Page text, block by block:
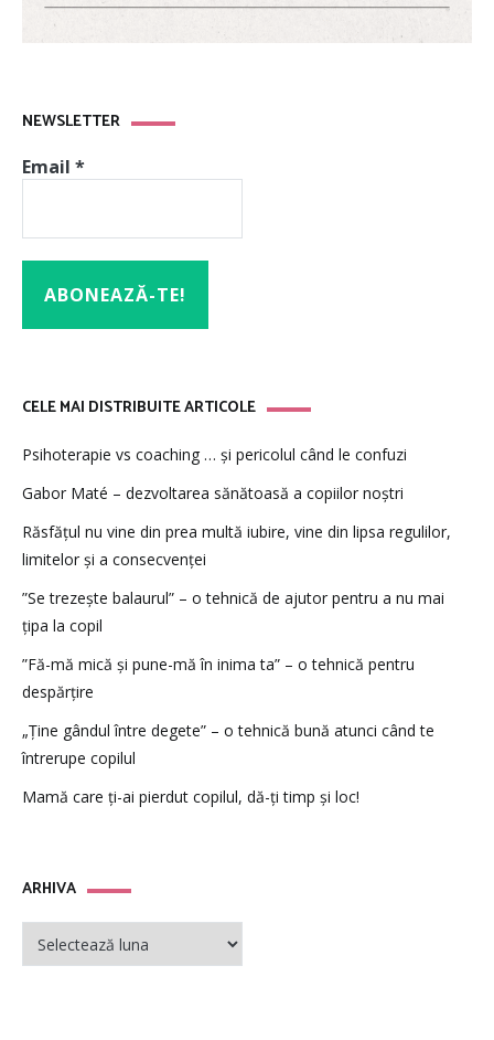
NEWSLETTER
Email *
CELE MAI DISTRIBUITE ARTICOLE
Psihoterapie vs coaching … și pericolul când le confuzi
Gabor Maté – dezvoltarea sănătoasă a copiilor noștri
Răsfățul nu vine din prea multă iubire, vine din lipsa regulilor,
limitelor și a consecvenței
”Se trezește balaurul” – o tehnică de ajutor pentru a nu mai
țipa la copil
”Fă-mă mică și pune-mă în inima ta” – o tehnică pentru
despărțire
„Ține gândul între degete” – o tehnică bună atunci când te
întrerupe copilul
Mamă care ți-ai pierdut copilul, dă-ți timp și loc!
ARHIVAARHIVA